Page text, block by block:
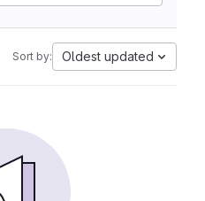
Sort by: Oldest updated